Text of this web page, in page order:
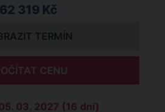
62 319 Kč
TERMÍN
CENU
03. 2027 (16 dní)